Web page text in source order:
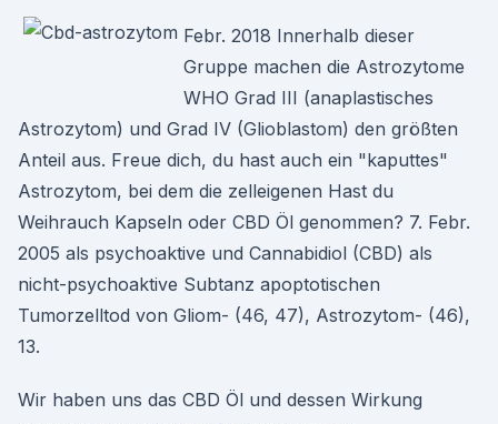
Febr. 2018 Innerhalb dieser
Gruppe machen die Astrozytome
WHO Grad III (anaplastisches
Astrozytom) und Grad IV (Glioblastom) den größten
Anteil aus. Freue dich, du hast auch ein "kaputtes"
Astrozytom, bei dem die zelleigenen Hast du
Weihrauch Kapseln oder CBD Öl genommen? 7. Febr.
2005 als psychoaktive und Cannabidiol (CBD) als
nicht-psychoaktive Subtanz apoptotischen
Tumorzelltod von Gliom- (46, 47), Astrozytom- (46),
13.
Wir haben uns das CBD Öl und dessen Wirkung